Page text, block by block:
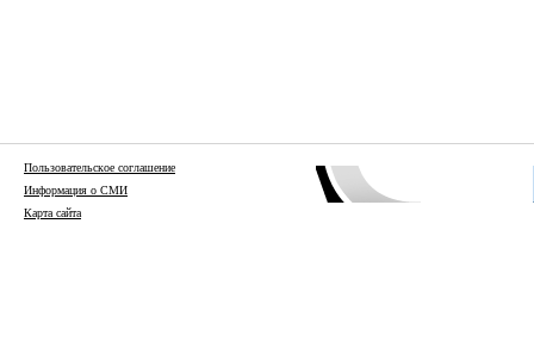
Пользовательское соглашение
Информация о СМИ
Карта сайта